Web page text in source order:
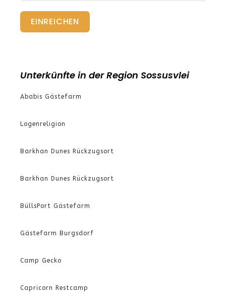
EINREICHEN
Unterkünfte in der Region Sossusvlei
Ababis Gästefarm
Logenreligion
Barkhan Dunes Rückzugsort
Barkhan Dunes Rückzugsort
BüllsPort Gästefarm
Gästefarm Burgsdorf
Camp Gecko
Capricorn Restcamp